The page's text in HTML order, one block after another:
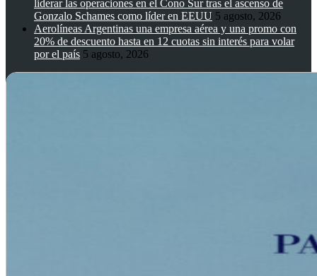
liderar las operaciones en el Cono Sur tras el ascenso de
Gonzalo Schames como líder en EEUU 5 agosto, 2026
Aerolíneas Argentinas una empresa aérea y una promo con
20% de descuento hasta en 12 cuotas sin interés para volar
por el país 5 agosto, 2026